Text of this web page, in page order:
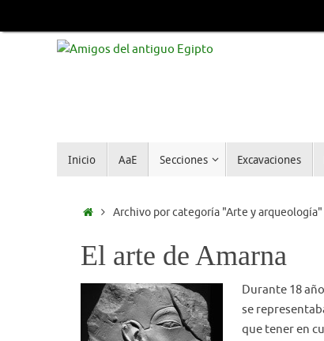
Inicio AaE Secciones Excavaciones
Archivo por categoría "Arte y arqueología"
El arte de Amarna
Durante 18
se
que tener en